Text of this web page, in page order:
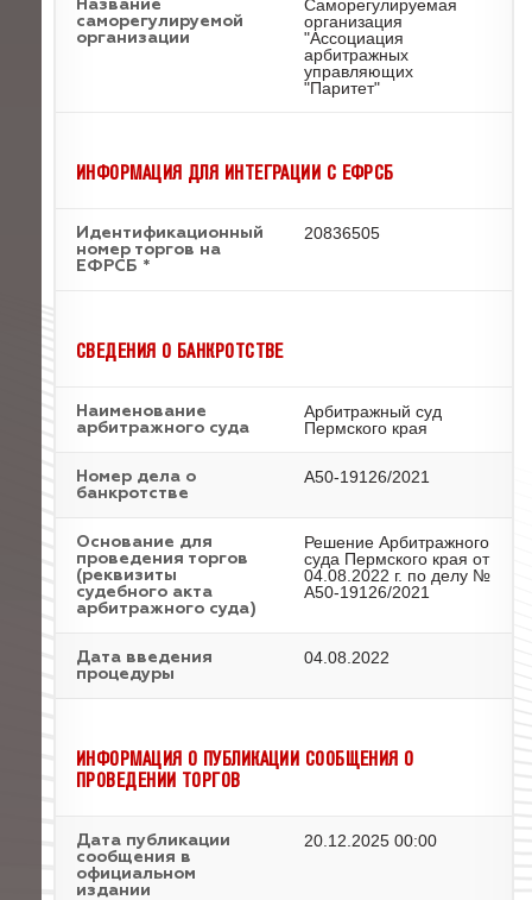
Название
саморегулируемой
организации
Саморегулируемая
организация
"Ассоциация
арбитражных
управляющих
"Паритет"
ИНФОРМАЦИЯ ДЛЯ ИНТЕГРАЦИИ С ЕФРСБ
Идентификационный
номер торгов на
ЕФРСБ *
20836505
СВЕДЕНИЯ О БАНКРОТСТВЕ
Наименование
арбитражного суда
Арбитражный суд
Пермского края
Номер дела о
банкротстве
А50-19126/2021
Основание для
проведения торгов
(реквизиты
судебного акта
арбитражного суда)
Решение Арбитражного
суда Пермского края от
04.08.2022 г. по делу №
А50-19126/2021
Дата введения
процедуры
04.08.2022
ИНФОРМАЦИЯ О ПУБЛИКАЦИИ СООБЩЕНИЯ О
ПРОВЕДЕНИИ ТОРГОВ
Дата публикации
сообщения в
официальном
издании
20.12.2025 00:00